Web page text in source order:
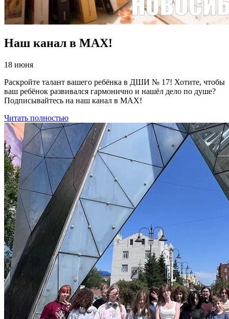
Наш канал в МАХ!
18 июня
Раскройте талант вашего ребёнка в ДШИ № 17! Хотите, чтобы
ваш ребёнок развивался гармонично и нашёл дело по душе?
Подписывайтесь на наш канал в МАХ!
Читать полностью